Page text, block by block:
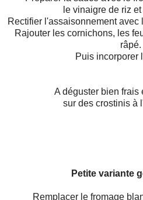
le vinaigre de riz
Rectifier l'assaisonnement
Rajouter les cornichons, les
râpé.
Puis incorporer
A déguster bien frais
sur des crostinis à
Petite variante
Remplacer le fromage